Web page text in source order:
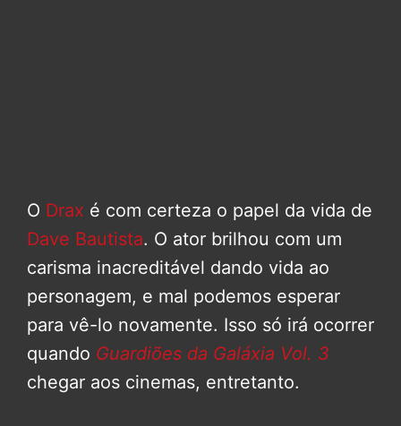
O Drax é com certeza o papel da vida de
Dave Bautista. O ator brilhou com um
carisma inacreditável dando vida ao
personagem, e mal podemos esperar
para vê-lo novamente. Isso só irá ocorrer
quando Guardiões da Galáxia Vol. 3
chegar aos cinemas, entretanto.